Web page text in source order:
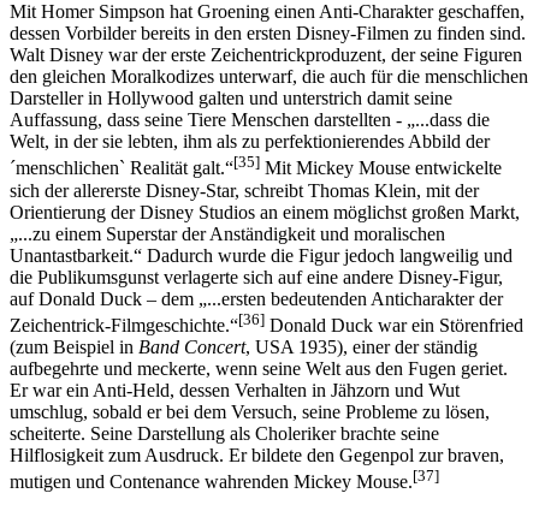
Mit Homer Simpson hat Groening einen Anti-Charakter geschaffen,
dessen Vorbilder bereits in den ersten Disney-Filmen zu finden sind.
Walt Disney war der erste Zeichentrickproduzent, der seine Figuren
den gleichen Moralkodizes unterwarf, die auch für die menschlichen
Darsteller in Hollywood galten und unterstrich damit seine
Auffassung, dass seine Tiere Menschen darstellten - „...dass die
Welt, in der sie lebten, ihm als zu perfektionierendes Abbild der
´menschlichen` Realität galt.“[35] Mit Mickey Mouse entwickelte
sich der allererste Disney-Star, schreibt Thomas Klein, mit der
Orientierung der Disney Studios an einem möglichst großen Markt,
„...zu einem Superstar der Anständigkeit und moralischen
Unantastbarkeit.“ Dadurch wurde die Figur jedoch langweilig und
die Publikumsgunst verlagerte sich auf eine andere Disney-Figur,
auf Donald Duck – dem „...ersten bedeutenden Anticharakter der
Zeichentrick-Filmgeschichte.“[36] Donald Duck war ein Störenfried
(zum Beispiel in Band Concert, USA 1935), einer der ständig
aufbegehrte und meckerte, wenn seine Welt aus den Fugen geriet.
Er war ein Anti-Held, dessen Verhalten in Jähzorn und Wut
umschlug, sobald er bei dem Versuch, seine Probleme zu lösen,
scheiterte. Seine Darstellung als Choleriker brachte seine
Hilflosigkeit zum Ausdruck. Er bildete den Gegenpol zur braven,
mutigen und Contenance wahrenden Mickey Mouse.[37]